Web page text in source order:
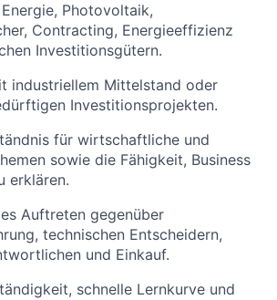
Photovoltaik,
Contracting, Energieeffizienz
Investitionsgütern.
industriellem Mittelstand oder
Investitionsprojekten.
für wirtschaftliche und
sowie die Fähigkeit, Business
erklären.
Auftreten gegenüber
technischen Entscheidern,
und Einkauf.
schnelle Lernkurve und